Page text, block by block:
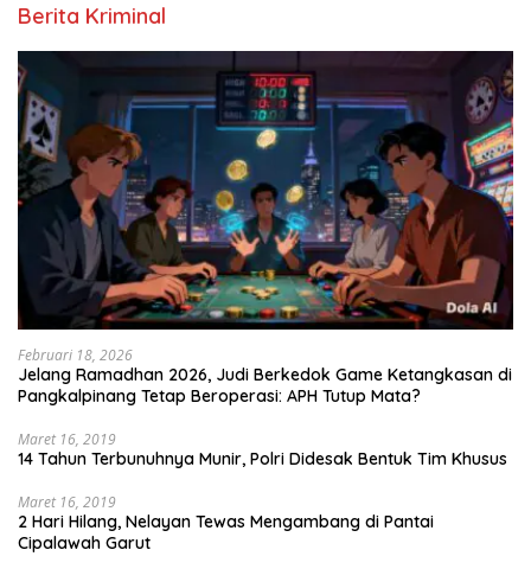
Berita Kriminal
Februari 18, 2026
Jelang Ramadhan 2026, Judi Berkedok Game Ketangkasan di
Pangkalpinang Tetap Beroperasi: APH Tutup Mata?
Maret 16, 2019
14 Tahun Terbunuhnya Munir, Polri Didesak Bentuk Tim Khusus
Maret 16, 2019
2 Hari Hilang, Nelayan Tewas Mengambang di Pantai
Cipalawah Garut